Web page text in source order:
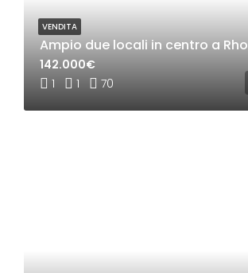
Ampio due locali in centro a Rho
1 1 70
142.000€
VENDITA